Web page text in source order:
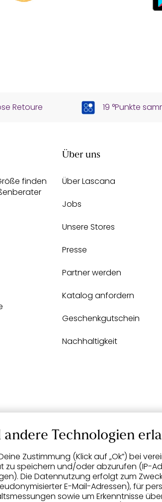
Retoure 19 °Punkte
finden
Über uns
Über Lascana
Jobs
Unsere Stores
Presse
Partner werden
Katalog anfordern
Geschenkgutschein
Nachhaltigkeit
andere Technologien
Zustimmung (Klick auf „Ok”) bei
speichern und/oder abzurufen (IP-
Die Datennutzung erfolgt zum
E-Mail-Adressen), für
sowie um Erkenntnisse